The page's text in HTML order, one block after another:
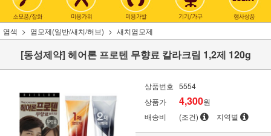
염색 염모제(일반/새치/허브) 새치염모제
[동성제약] 헤어론 프로텐 무향료 칼라크림 1,2제 120g
상품번호 5554
상품가
4,300원
배송비
(조건) 지역별